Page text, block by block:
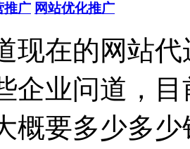
推广 网站优化推广
在的网站代
企业问道，
概要多少多